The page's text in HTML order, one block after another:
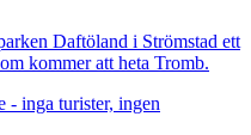
Daftöland i Strömstad ett
kommer att heta Tromb.